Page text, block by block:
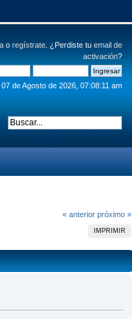
o regístrate. ¿Perdiste tu email de
activación?
07 de Agosto de 2026, 07:08:11 am
« anterior próximo »
IMPRIMIR